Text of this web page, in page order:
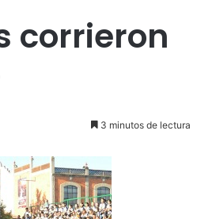
corrieron
3 minutos de lectura